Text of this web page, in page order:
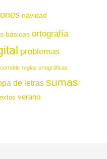
navidad
básicas ortografía
problemas
reglas ortográficas
de letras sumas
verano